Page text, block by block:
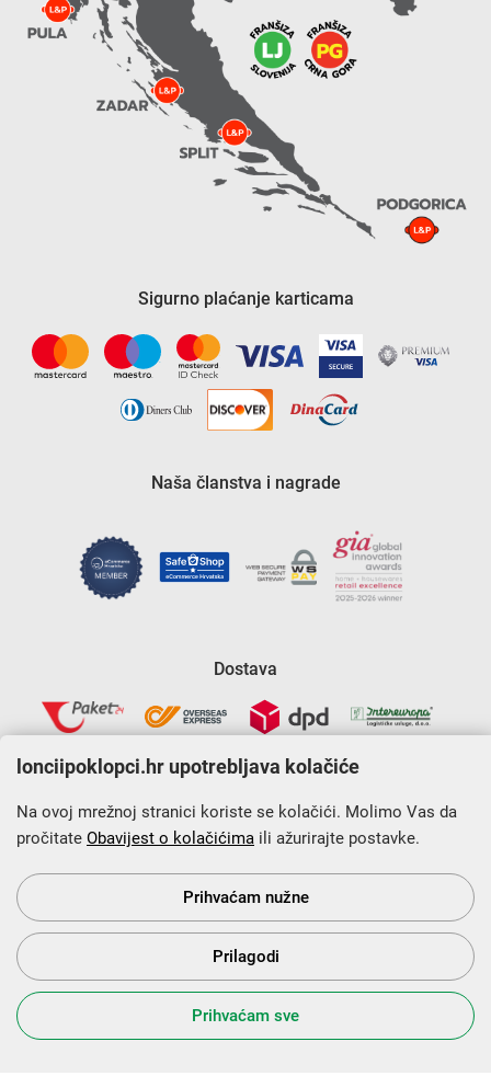
Sigurno plaćanje karticama
Naša članstva i nagrade
Dostava
Krajnji primatelj financijskog instrumenta sufinanciranog iz
Europskog fonda za regionalni razvoj u sklopu Operativnog
programa „Konkurentnost i kohezija”.
s Vama od 2014. godine!
lonciipoklopci.hr upotrebljava kolačiće
Na ovoj mrežnoj stranici koriste se kolačići. Molimo Vas da
pročitate Obavijest o kolačićima ili ažurirajte postavke.
Prihvaćam nužne
Prilagodi
Prihvaćam sve